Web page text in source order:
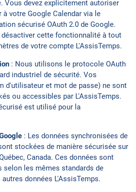
Vous devez explicitement autoriser
à votre Google Calendar via le
sécurisé OAuth 2.0 de Google.
cette fonctionnalité à tout
de votre compte L'AssisTemps.
: Nous utilisons le protocole OAuth
industriel de sécurité. Vos
d'utilisateur et mot de passe) ne sont
ou accessibles par L'AssisTemps.
est utilisé pour la
: Les données synchronisées de
stockées de manière sécurisée sur
Canada. Ces données sont
selon les mêmes standards de
données L'AssisTemps.